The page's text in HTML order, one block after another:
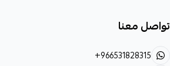
تواصل معنا
+966531828315